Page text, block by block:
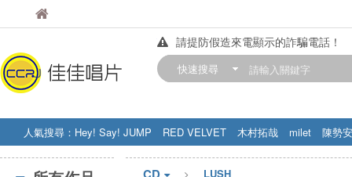
佳佳唱片
請提防假造來電顯示的詐騙電話！
【中華門市營業時間調整公告】
快速搜尋
人氣搜尋： Hey! Say! JUMP RED VELVET 木村拓哉 milet
陳勢安
STRAY KIDS
盧廣仲 周杰伦
LUSH